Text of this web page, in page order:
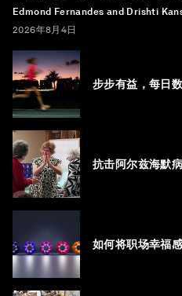
Edmond Fernandes and Drishti
2026年8月4日
步步有益，每日
抗击阿尔兹海默
如何将职场幸福